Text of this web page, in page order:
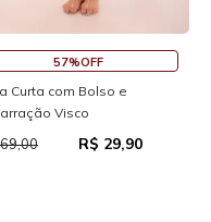
57%OFF
Curta com Bolso e
Visco
R$ 29,90